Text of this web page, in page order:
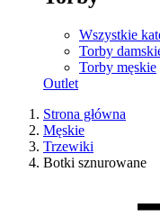
Wszystkie
Torby
Torby męskie
Outlet
Strona główna
Męskie
Trzewiki
Botki sznurowane